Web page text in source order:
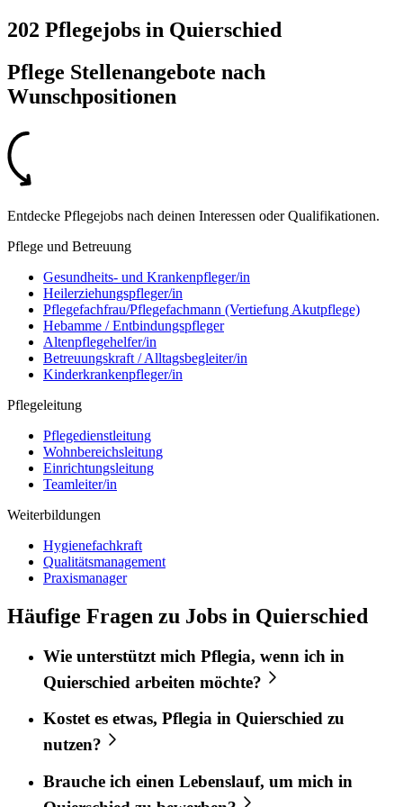
202 Pflegejobs in Quierschied
Pflege Stellenangebote nach
Wunschpositionen
Entdecke Pflegejobs nach deinen Interessen oder Qualifikationen.
Pflege und Betreuung
Gesundheits- und Krankenpfleger/in
Heilerziehungspfleger/in
Pflegefachfrau/Pflegefachmann (Vertiefung Akutpflege)
Hebamme / Entbindungspfleger
Altenpflegehelfer/in
Betreuungskraft / Alltagsbegleiter/in
Kinderkrankenpfleger/in
Pflegeleitung
Pflegedienstleitung
Wohnbereichsleitung
Einrichtungsleitung
Teamleiter/in
Weiterbildungen
Hygienefachkraft
Qualitätsmanagement
Praxismanager
Häufige Fragen zu Jobs in Quierschied
Wie unterstützt mich Pflegia, wenn ich in
Quierschied arbeiten möchte?
Kostet es etwas, Pflegia in Quierschied zu
nutzen?
Brauche ich einen Lebenslauf, um mich in